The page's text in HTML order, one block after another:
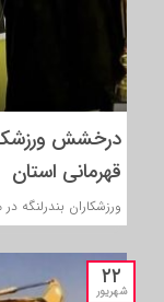
درخشش
قهرمانی استان
ورزشکاران بندرلنگه
۲۲
شهریور